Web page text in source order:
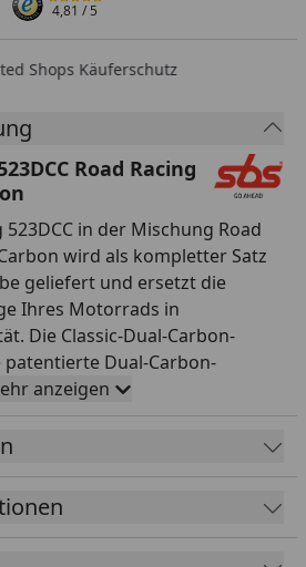
4,81/ 5
Shops Käuferschutz
Road Racing
523DCC in der Mischung Road
wird als kompletter Satz
geliefert und ersetzt die
Ihres Motorrads in
Die Classic-Dual-Carbon-
Dual-Carbon-
SBS auf klassische
Biss ohne Aufwärmphase,
und schonender Umgang mit
Alle SBS Bremsbeläge werden
eine strenge
anzeigen